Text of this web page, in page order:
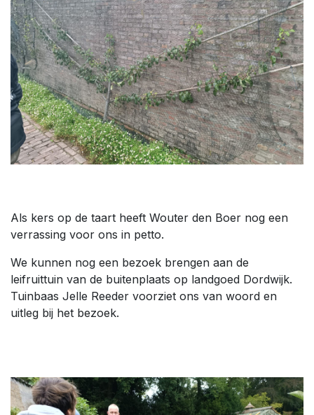
Als kers op de taart heeft Wouter den Boer nog een
verrassing voor ons in petto.
We kunnen nog een bezoek brengen aan de
leifruittuin van de buitenplaats op landgoed Dordwijk.
Tuinbaas Jelle Reeder voorziet ons van woord en
uitleg bij het bezoek.